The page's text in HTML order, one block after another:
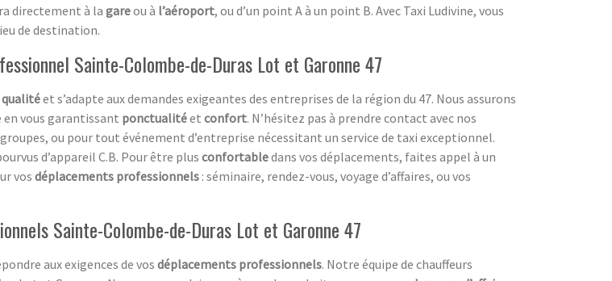
directement à la gareou à l’aéroport, ou d’un point A à un point B. Avec Taxi Ludivine, vous
de destination.
Sainte-Colombe-de-Duras Lot et Garonne 47
qualitéet s’adapte aux demandes exigeantes des entreprises de la région du 47. Nous assurons
vous garantissant ponctualitéet confort. N’hésitez pas à prendre contact avec nos
ou pour tout événement d’entreprise nécessitant un service de taxi exceptionnel.
d’appareil C.B. Pour être plus confortabledans vos déplacements, faites appel à un
vosdéplacements professionnels : séminaire, rendez-vous, voyage d’affaires, ou vos
Sainte-Colombe-de-Duras Lot et Garonne 47
aux exigences de vos déplacements professionnels. Notre équipe de chauffeurs